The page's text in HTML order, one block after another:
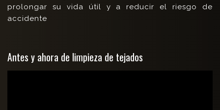
prolongar su vida útil y a reducir el riesgo de
accidente
Antes y ahora de limpieza de tejados